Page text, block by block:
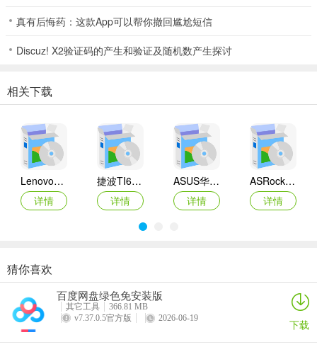
真有后悔药：这款App可以帮你撤回尴尬短信
Discuz! X2验证码的产生和验证及随机数产生探讨
相关下载
Lenovo联想 Ideapad Z465/Z565系列笔记本 声卡驱动
详情
捷波TI61AG-A主板BIOS
详情
ASUS华硕F1A55-M LX3 R2.0主板BIOS
详情
ASRock华擎IMB-A160主板BIOS
详情
奥睿科PAS3062-2E/PAS3062-2S/PAS3064-2S2E系列扩展卡驱动
详情
Canon佳能 PowerShot A310 WIA驱动
详情
AMD Mobility Radeon HD 2000/HD 3000/HD 4000/HD 5000系列移动显卡催化剂驱动
映泰Hi-Fi H77S 5.x主板BIOS
猜你喜欢
百度网盘绿色免安装版
其它工具
366.81 MB
v7.37.0.5官方版
2026-06-19 下载